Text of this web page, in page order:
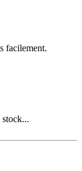
facilement.